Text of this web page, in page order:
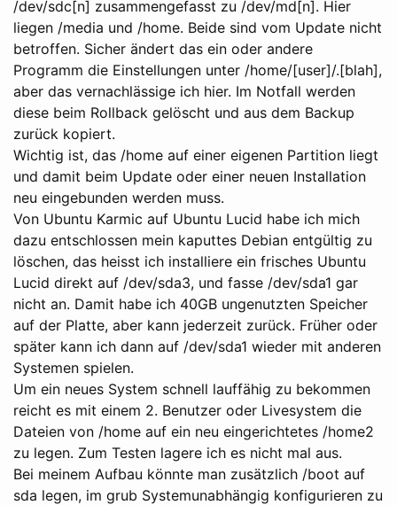
/dev/sdc[n] zusammengefasst zu /dev/md[n]. Hier
liegen /media und /home. Beide sind vom Update nicht
betroffen. Sicher ändert das ein oder andere
Programm die Einstellungen unter /home/[user]/.[blah],
aber das vernachlässige ich hier. Im Notfall werden
diese beim Rollback gelöscht und aus dem Backup
zurück kopiert.
Wichtig ist, das /home auf einer eigenen Partition liegt
und damit beim Update oder einer neuen Installation
neu eingebunden werden muss.
Von Ubuntu Karmic auf Ubuntu Lucid habe ich mich
dazu entschlossen mein kaputtes Debian entgültig zu
löschen, das heisst ich installiere ein frisches Ubuntu
Lucid direkt auf /dev/sda3, und fasse /dev/sda1 gar
nicht an. Damit habe ich 40GB ungenutzten Speicher
auf der Platte, aber kann jederzeit zurück. Früher oder
später kann ich dann auf /dev/sda1 wieder mit anderen
Systemen spielen.
Um ein neues System schnell lauffähig zu bekommen
reicht es mit einem 2. Benutzer oder Livesystem die
Dateien von /home auf ein neu eingerichtetes /home2
zu legen. Zum Testen lagere ich es nicht mal aus.
Bei meinem Aufbau könnte man zusätzlich /boot auf
sda legen, im grub Systemunabhängig konfigurieren zu